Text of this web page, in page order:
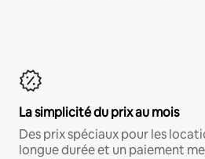
La simplicité du prix au mois
Des prix spéciaux pour les
longue durée et un paiement